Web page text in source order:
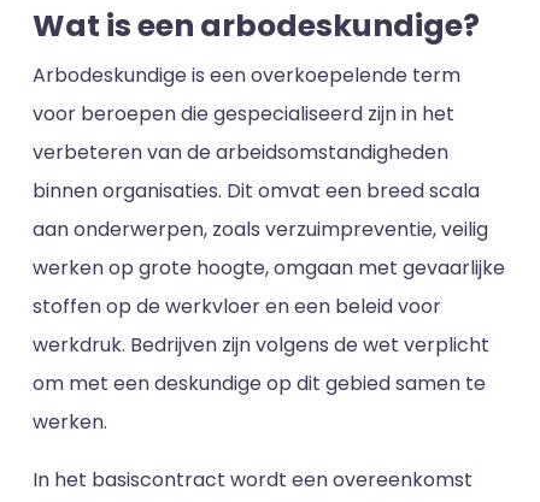
Wat is een arbodeskundige?
Arbodeskundige is een overkoepelende term
voor beroepen die gespecialiseerd zijn in het
verbeteren van de arbeidsomstandigheden
binnen organisaties. Dit omvat een breed scala
aan onderwerpen, zoals verzuimpreventie, veilig
werken op grote hoogte, omgaan met gevaarlijke
stoffen op de werkvloer en een beleid voor
werkdruk. Bedrijven zijn volgens de wet verplicht
om met een deskundige op dit gebied samen te
werken.
In het basiscontract wordt een overeenkomst